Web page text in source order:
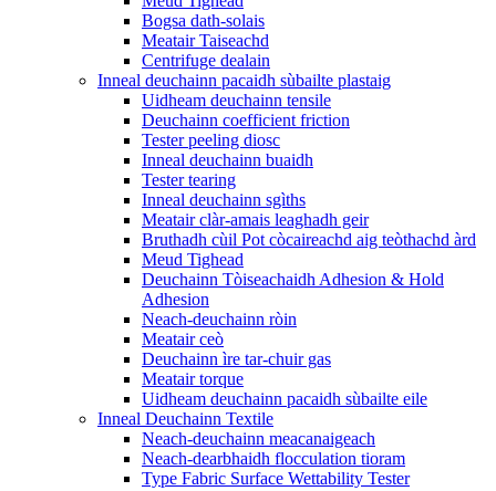
Bogsa dath-solais
Meatair Taiseachd
Centrifuge dealain
Inneal deuchainn pacaidh sùbailte plastaig
Uidheam deuchainn tensile
Deuchainn coefficient friction
Tester peeling diosc
Inneal deuchainn buaidh
Tester tearing
Inneal deuchainn sgìths
Meatair clàr-amais leaghadh geir
Bruthadh cùil Pot còcaireachd aig teòthachd àrd
Meud Tighead
Deuchainn Tòiseachaidh Adhesion & Hold
Adhesion
Neach-deuchainn ròin
Meatair ceò
Deuchainn ìre tar-chuir gas
Meatair torque
Uidheam deuchainn pacaidh sùbailte eile
Inneal Deuchainn Textile
Neach-deuchainn meacanaigeach
Neach-dearbhaidh flocculation tioram
Type Fabric Surface Wettability Tester